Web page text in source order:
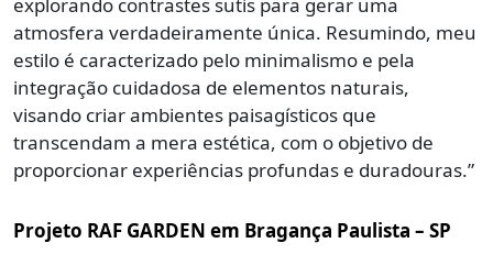
atmosfera verdadeiramente única. Resumindo, meu
estilo é caracterizado pelo minimalismo e pela
integração cuidadosa de elementos naturais,
visando criar ambientes paisagísticos que
transcendam a mera estética, com o objetivo de
proporcionar experiências profundas e duradouras.”
Projeto RAF GARDEN em Bragança Paulista – SP